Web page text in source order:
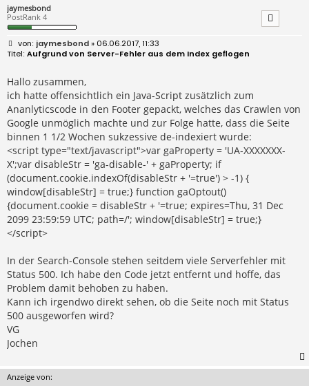
jaymesbond
PostRank 4
B
e
i
r
a
g
jaymesbond» 06.06.2017, 11:33
Aufgrund von Server-Fehler aus dem Index geflogen
Hallo zusammen,
ich hatte offensichtlich ein Java-Script zusätzlich zum
Ananlyticscode in den Footer gepackt, welches das Crawlen von
Google unmöglich machte und zur Folge hatte, dass die Seite
binnen 1 1/2 Wochen sukzessive de-indexiert wurde:
<script type="text/javascript">var gaProperty = 'UA-XXXXXXX-
X';var disableStr = 'ga-disable-' + gaProperty; if
(document.cookie.indexOf(disableStr + '=true') > -1) {
window[disableStr] = true;} function gaOptout()
{document.cookie = disableStr + '=true; expires=Thu, 31 Dec
2099 23:59:59 UTC; path=/'; window[disableStr] = true;}
</script>
In der Search-Console stehen seitdem viele Serverfehler mit
Status 500. Ich habe den Code jetzt entfernt und hoffe, das
Problem damit behoben zu haben.
Kann ich irgendwo direkt sehen, ob die Seite noch mit Status
500 ausgeworfen wird?
VG
Jochen
Anzeige von: